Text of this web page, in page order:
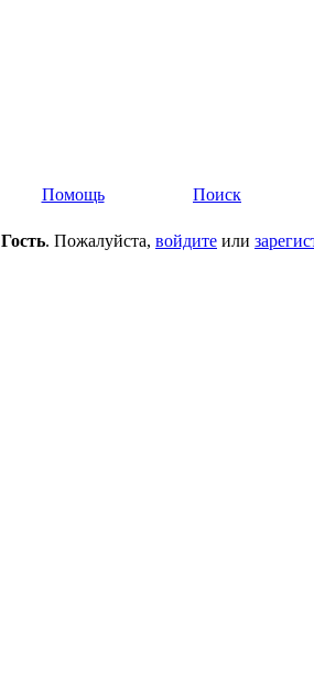
Помощь Поиск
Гость. Пожалуйста, войдите или